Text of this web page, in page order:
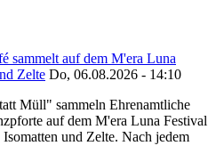
sammelt auf dem M'era Luna
Zelte Do, 06.08.2026 - 14:10
Müll" sammeln Ehrenamtliche
auf dem M'era Luna Festival
Isomatten und Zelte. Nach jedem